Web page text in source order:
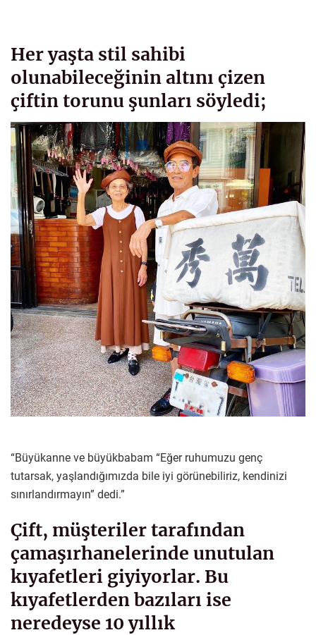
Her yaşta stil sahibi
olunabileceğinin altını çizen
çiftin torunu şunları söyledi;
“Büyükanne ve büyükbabam “Eğer ruhumuzu genç
tutarsak, yaşlandığımızda bile iyi görünebiliriz, kendinizi
sınırlandırmayın” dedi.”
Çift, müşteriler tarafından
çamaşırhanelerinde unutulan
kıyafetleri giyiyorlar. Bu
kıyafetlerden bazıları ise
neredeyse 10 yıllık